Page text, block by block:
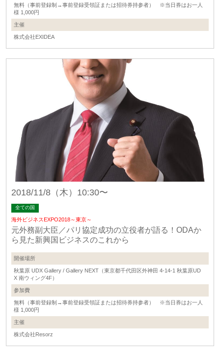
無料（事前登録制→事前登録受領証または招待券持参者） ※当日券はお一人
様 1,000円
主催
株式会社EXIDEA
2018/11/8（木）10:30〜
全ての国
海外ビジネスEXPO2018～東京～
元外務副大臣／パリ協定成功の立役者が語る！ODAか
ら見た新興国ビジネスのこれから
開催場所
秋葉原 UDX Gallery / Gallery NEXT（東京都千代田区外神田 4-14-1 秋葉原UD
X 南ウィング4F）
参加費
無料（事前登録制→事前登録受領証または招待券持参者） ※当日券はお一人
様 1,000円
主催
株式会社Resorz